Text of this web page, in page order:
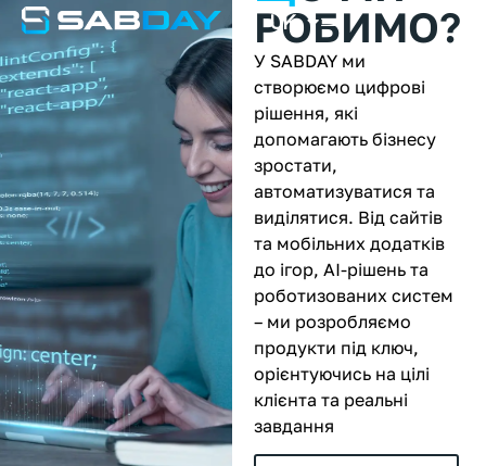
UK
PL
РОБИМО?
У SABDAY ми
створюємо цифрові
рішення, які
допомагають бізнесу
зростати,
автоматизуватися та
виділятися. Від сайтів
та мобільних додатків
до ігор, AI-рішень та
роботизованих систем
– ми розробляємо
продукти під ключ,
орієнтуючись на цілі
клієнта та реальні
завдання